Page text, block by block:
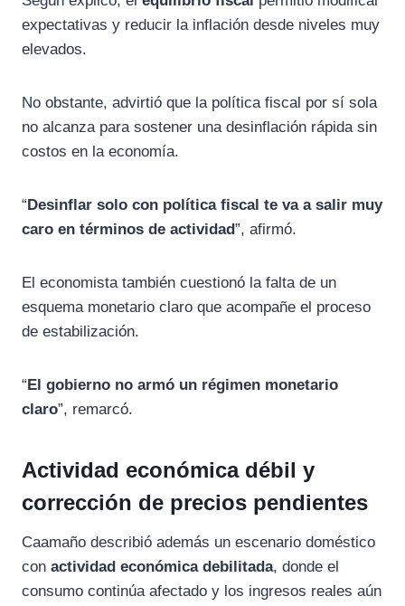
expectativas y reducir la inflación desde niveles muy
elevados.
No obstante, advirtió que la política fiscal por sí sola
no alcanza para sostener una desinflación rápida sin
costos en la economía.
“Desinflar solo con política fiscal te va a salir muy
caro en términos de actividad”, afirmó.
El economista también cuestionó la falta de un
esquema monetario claro que acompañe el proceso
de estabilización.
“El gobierno no armó un régimen monetario
claro”, remarcó.
Actividad económica débil y
corrección de precios pendientes
Caamaño describió además un escenario doméstico
con actividad económica debilitada, donde el
consumo continúa afectado y los ingresos reales aún